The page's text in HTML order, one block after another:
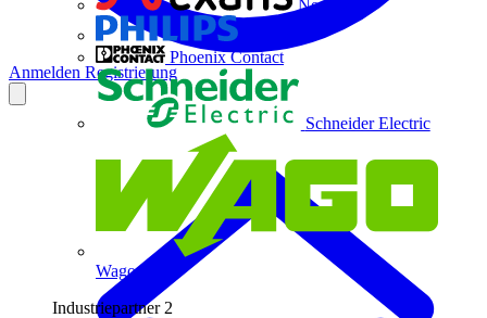
Nexans
Phoenix Contact
Schneider Electric
Wago
Industriepartner 2
Anmelden Registrierung